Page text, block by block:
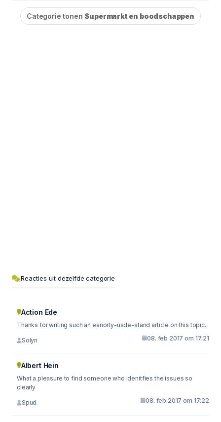
Categorie tonen Supermarkt en boodschappen
Reacties uit dezelfde categorie
Action Ede
Thanks for writing such an eanorty-usde-stand article on this topic.
Solyn 08. feb 2017 om 17:21
Albert Hein
What a pleasure to find someone who idenitfies the issues so
clearly
Spud 08. feb 2017 om 17:22